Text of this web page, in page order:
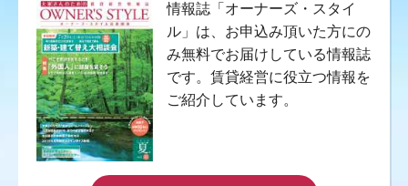
情報誌「オーナーズ・スタイ
ル」は、お申込み頂いた方にの
み無料でお届けしている情報誌
です。賃貸経営に役立つ情報を
ご紹介しています。